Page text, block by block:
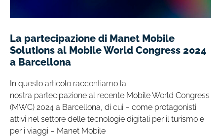
La partecipazione di Manet Mobile
Solutions al Mobile World Congress 2024
a Barcellona
In questo articolo raccontiamo la
nostra partecipazione al recente Mobile World Congress
(MWC) 2024 a Barcellona, di cui – come protagonisti
attivi nel settore delle tecnologie digitali per il turismo e
per i viaggi – Manet Mobile